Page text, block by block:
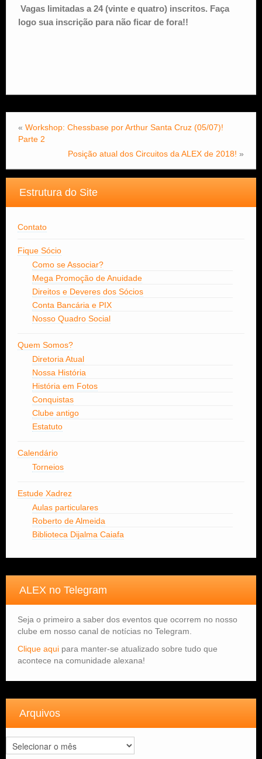
Vagas limitadas a 24 (vinte e quatro) inscritos. Faça
logo sua inscrição para não ficar de fora!!
« Workshop: Chessbase por Arthur Santa Cruz (05/07)!
Parte 2
Posição atual dos Circuitos da ALEX de 2018! »
Estrutura do Site
Contato
Fique Sócio
Como se Associar?
Mega Promoção de Anuidade
Direitos e Deveres dos Sócios
Conta Bancária e PIX
Nosso Quadro Social
Quem Somos?
Diretoria Atual
Nossa História
História em Fotos
Conquistas
Clube antigo
Estatuto
Calendário
Torneios
Estude Xadrez
Aulas particulares
Roberto de Almeida
Biblioteca Dijalma Caiafa
ALEX no Telegram
Seja o primeiro a saber dos eventos que ocorrem no nosso
clube em nosso canal de notícias no Telegram.
Clique aqui para manter-se atualizado sobre tudo que
acontece na comunidade alexana!
Arquivos
Arquivos